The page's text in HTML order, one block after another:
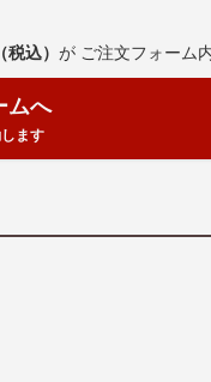
税込）が ご注文フォーム
ムへ
ます